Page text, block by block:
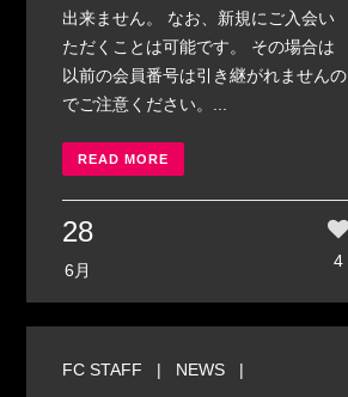
出来ません。 なお、新規にご入会い
ただくことは可能です。 その場合は
以前の会員番号は引き継がれませんの
でご注意ください。...
READ MORE
28
6月 4
FC STAFF | NEWS |